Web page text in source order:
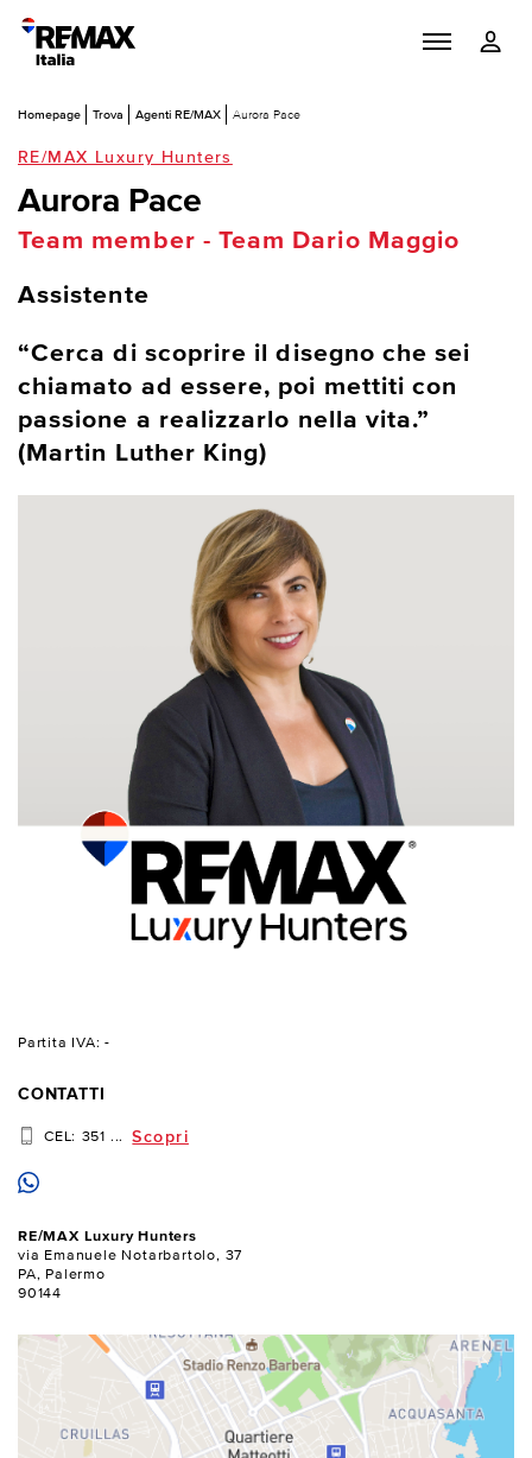
Homepage Trova Agenti RE/MAX Aurora Pace
RE/MAX Luxury Hunters
Aurora Pace
Team member - Team Dario Maggio
Assistente
“Cerca di scoprire il disegno che sei
chiamato ad essere, poi mettiti con
passione a realizzarlo nella vita.”
(Martin Luther King)
Partita IVA: -
CONTATTI
CEL: 351 ... Scopri
RE/MAX Luxury Hunters
via Emanuele Notarbartolo, 37
PA, Palermo
90144